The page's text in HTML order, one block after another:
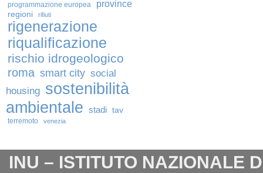
programmazione europea province
regioni rifiuti
rigenerazione
riqualificazione
rischio idrogeologico
roma smart city social
housing sostenibilità
ambientale stadi tav
terremoto venezia
INU – ISTITUTO NAZIONALE